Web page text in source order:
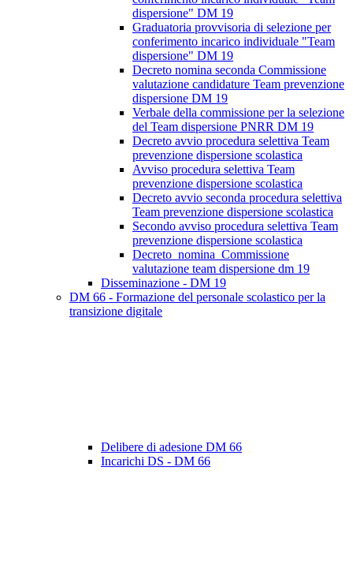
dispersione" DM 19
Graduatoria provvisoria di selezione per
conferimento incarico individuale "Team
dispersione" DM 19
Decreto nomina seconda Commissione
valutazione candidature Team prevenzione
dispersione DM 19
Verbale della commissione per la selezione
del Team dispersione PNRR DM 19
Decreto avvio procedura selettiva Team
prevenzione dispersione scolastica
Avviso procedura selettiva Team
prevenzione dispersione scolastica
Decreto avvio seconda procedura selettiva
Team prevenzione dispersione scolastica
Secondo avviso procedura selettiva Team
prevenzione dispersione scolastica
Decreto_nomina_Commissione
valutazione team dispersione dm 19
Disseminazione - DM 19
DM 66 - Formazione del personale scolastico per la
transizione digitale
Delibere di adesione DM 66
Incarichi DS - DM 66